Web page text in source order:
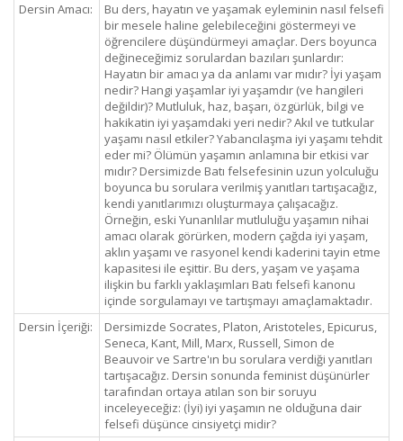
Dersin Amacı:
Bu ders, hayatın ve yaşamak eyleminin nasıl felsefi
bir mesele haline gelebileceğini göstermeyi ve
öğrencilere düşündürmeyi amaçlar. Ders boyunca
değineceğimiz sorulardan bazıları şunlardır:
Hayatın bir amacı ya da anlamı var mıdır? İyi yaşam
nedir? Hangi yaşamlar iyi yaşamdır (ve hangileri
değildir)? Mutluluk, haz, başarı, özgürlük, bilgi ve
hakikatin iyi yaşamdaki yeri nedir? Akıl ve tutkular
yaşamı nasıl etkiler? Yabancılaşma iyi yaşamı tehdit
eder mi? Ölümün yaşamın anlamına bir etkisi var
mıdır? Dersimizde Batı felsefesinin uzun yolculuğu
boyunca bu sorulara verilmiş yanıtları tartışacağız,
kendi yanıtlarımızı oluşturmaya çalışacağız.
Örneğin, eski Yunanlılar mutluluğu yaşamın nihai
amacı olarak görürken, modern çağda iyi yaşam,
aklın yaşamı ve rasyonel kendi kaderini tayin etme
kapasitesi ile eşittir. Bu ders, yaşam ve yaşama
ilişkin bu farklı yaklaşımları Batı felsefi kanonu
içinde sorgulamayı ve tartışmayı amaçlamaktadır.
Dersin İçeriği:
Dersimizde Socrates, Platon, Aristoteles, Epicurus,
Seneca, Kant, Mill, Marx, Russell, Simon de
Beauvoir ve Sartre'ın bu sorulara verdiği yanıtları
tartışacağız. Dersin sonunda feminist düşünürler
tarafından ortaya atılan son bir soruyu
inceleyeceğiz: (İyi) iyi yaşamın ne olduğuna dair
felsefi düşünce cinsiyetçi midir?